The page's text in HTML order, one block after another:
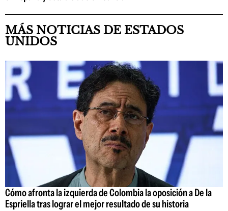
MÁS NOTICIAS DE ESTADOS
UNIDOS
Cómo afronta la izquierda de Colombia la oposición a De la
Espriella tras lograr el mejor resultado de su historia